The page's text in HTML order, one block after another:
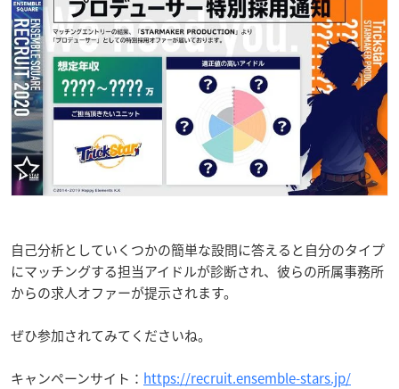
自己分析としていくつかの簡単な設問に答えると自分のタイプ
にマッチングする担当アイドルが診断され、彼らの所属事務所
からの求人オファーが提示されます。
ぜひ参加されてみてくださいね。
キャンペーンサイト： https://recruit.ensemble-stars.jp/